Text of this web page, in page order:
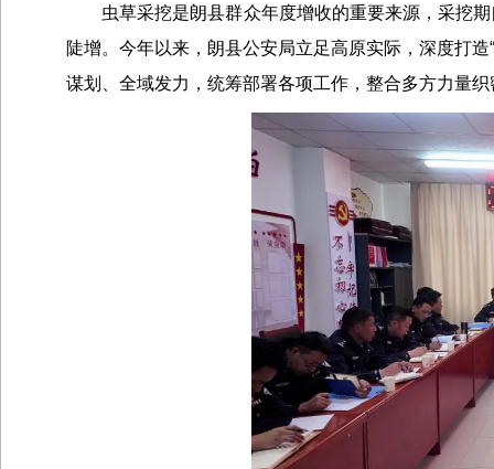
虫草采挖是朗县群众年度增收的重要来源，采挖
陡增。今年以来，朗县公安局立足高原实际，深度打
谋划、全域发力，统筹部署各项工作，整合多方力量